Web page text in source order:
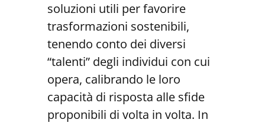
soluzioni utili per favorire
trasformazioni sostenibili,
tenendo conto dei diversi
“talenti” degli individui con cui
opera, calibrando le loro
capacità di risposta alle sfide
proponibili di volta in volta. In